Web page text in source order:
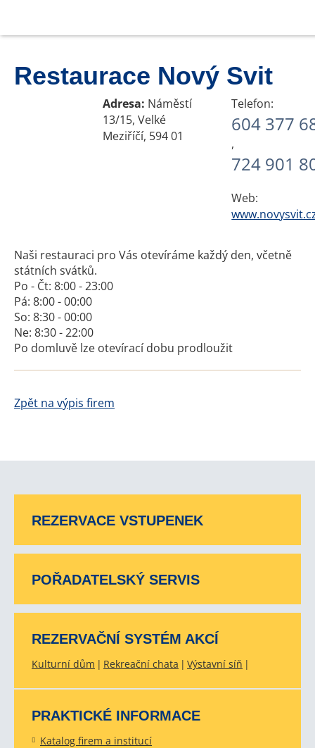
Restaurace Nový Svit
Adresa: Náměstí
13/15, Velké
Meziříčí, 594 01
Telefon:
604 377
,
724 901
Web:
Naši restauraci pro Vás otevíráme každý den, včetně
státních svátků.
Po - Čt: 8:00 - 23:00
Pá: 8:00 - 00:00
So: 8:30 - 00:00
Ne: 8:30 - 22:00
Po domluvě lze otevírací dobu prodloužit
Zpět na výpis firem
REZERVACE VSTUPENEK
POŘADATELSKÝ SERVIS
REZERVAČNÍ SYSTÉM AKCÍ
Kulturní dům Rekreační chata Výstavní síň
PRAKTICKÉ INFORMACE
Katalog firem a institucí